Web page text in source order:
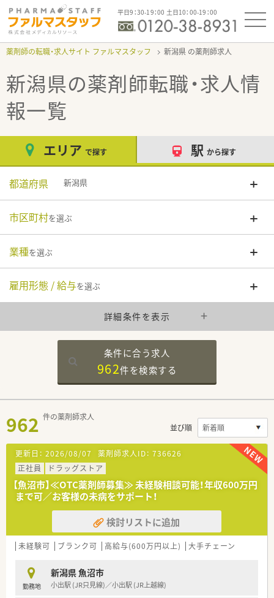
平日9：30-19：00 土日10：00-19：00
薬剤師の転職・求人サイト ファルマスタッフ 新潟県
新潟県の薬剤師転職・求人情
報一覧
エリア で探す 駅 から探す
都道府県 新潟県
市区町村を選ぶ
業種を選ぶ
雇用形態 / 給与を選ぶ
詳細条件を表示
条件に合う求人
962件を検索する
962 件の薬剤師求人
並び順
更新日： 2026/08/07 薬剤師求人ID： 736626
正社員
ドラッグストア
【魚沼市】≪OTC薬剤師募集≫ 未経験相談可能！年収600万円
まで可／お客様の未病をサポート！
検討リストに追加
未経験可 ブランク可 高給与(600万円以上) 大手チェーン
勤務地
新潟県 魚沼市
小出駅 (JR只見線)／小出駅 (JR上越線)